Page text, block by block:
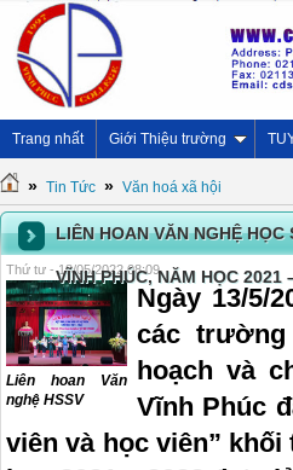
Trang nhất Giới Thiệu trường
» Tin Tức » Văn hoá xã hội
LIÊN HOAN VĂN NGHỆ
VĨNH PHÚC, NĂM HỌC 2021
Thứ tư - 18/05/2022 08:09
Liên hoan Văn
nghệ HSSV
Ngày 13/5/
các
hoạch và
Vĩnh Phúc
viên và học viên”